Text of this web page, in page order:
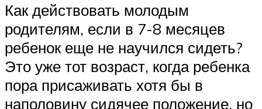
Как действовать молодым
родителям, если в 7-8 месяцев
ребенок еще не научился сидеть?
Это уже тот возраст, когда ребенка
пора присаживать хотя бы в
наполовину сидячее положение, но